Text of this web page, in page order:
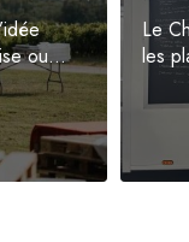
ou...
Le
les